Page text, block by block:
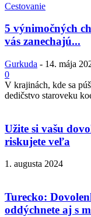
Cestovanie
5 výnimočných
vás zanechajú...
Gurkuda - 14. mája
0
V krajinách, kde sa
dedičstvo staroveku
Užite si vašu
riskujete veľa
1. augusta 2024
Turecko:
oddýchnete aj s